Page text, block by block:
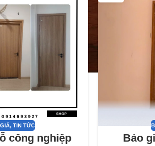
, TIN TỨC
công nghiệp
Báo